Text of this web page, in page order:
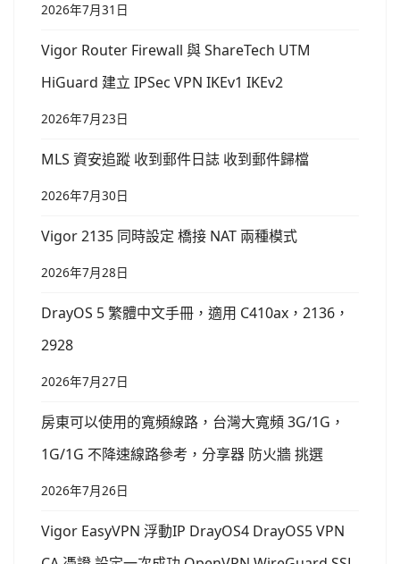
2026年7月31日
Vigor Router Firewall 與 ShareTech UTM
HiGuard 建立 IPSec VPN IKEv1 IKEv2
2026年7月23日
MLS 資安追蹤 收到郵件日誌 收到郵件歸檔
2026年7月30日
Vigor 2135 同時設定 橋接 NAT 兩種模式
2026年7月28日
DrayOS 5 繁體中文手冊，適用 C410ax，2136，
2928
2026年7月27日
房東可以使用的寬頻線路，台灣大寬頻 3G/1G，
1G/1G 不降速線路參考，分享器 防火牆 挑選
2026年7月26日
Vigor EasyVPN 浮動IP DrayOS4 DrayOS5 VPN